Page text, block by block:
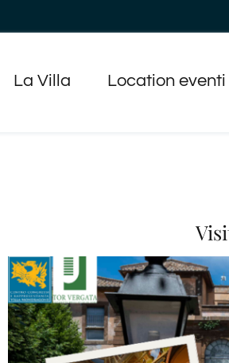
La Villa Location eventi